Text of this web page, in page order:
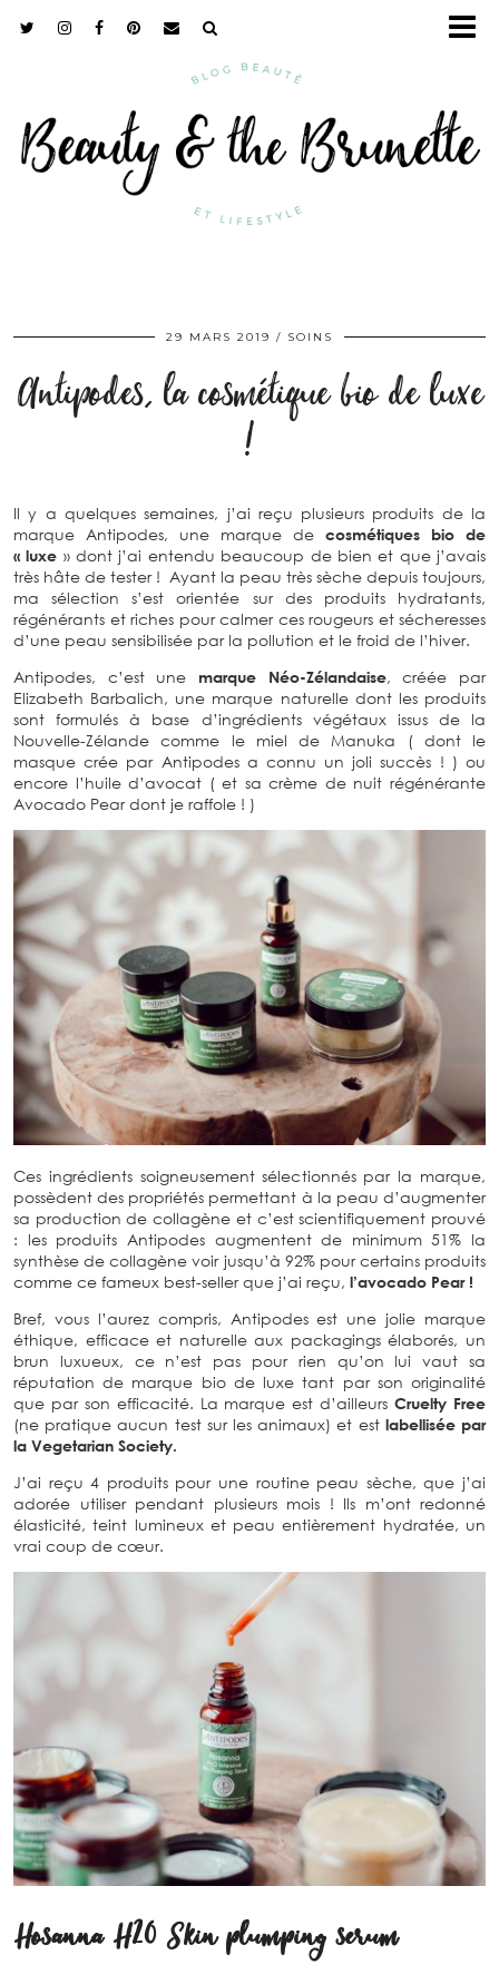
29 MARS 2019 SOINS
Antipodes, la cosmétique bio de luxe
!
Il y a quelques semaines, j’ai reçu plusieurs produits de la
marque Antipodes, une marque de cosmétiques bio de
« luxe » dont j’ai entendu beaucoup de bien et que j’avais
très hâte de tester ! Ayant la peau très sèche depuis toujours,
ma sélection s’est orientée sur des produits hydratants,
régénérants et riches pour calmer ces rougeurs et sécheresses
d’une peau sensibilisée par la pollution et le froid de l’hiver.
Antipodes, c’est une marque Néo-Zélandaise, créée par
Elizabeth Barbalich, une marque naturelle dont les produits
sont formulés à base d’ingrédients végétaux issus de la
Nouvelle-Zélande comme le miel de Manuka ( dont le
masque crée par Antipodes a connu un joli succès ! ) ou
encore l’huile d’avocat ( et sa crème de nuit régénérante
Avocado Pear dont je raffole ! )
Ces ingrédients soigneusement sélectionnés par la marque,
possèdent des propriétés permettant à la peau d’augmenter
sa production de collagène et c’est scientifiquement prouvé
: les produits Antipodes augmentent de minimum 51% la
synthèse de collagène voir jusqu’à 92% pour certains produits
comme ce fameux best-seller que j’ai reçu, l’avocado Pear !
Bref, vous l’aurez compris, Antipodes est une jolie marque
éthique, efficace et naturelle aux packagings élaborés, un
brun luxueux, ce n’est pas pour rien qu’on lui vaut sa
réputation de marque bio de luxe tant par son originalité
que par son efficacité. La marque est d’ailleursCruelty Free
(ne pratique aucun test sur les animaux) et estlabellisée par
la Vegetarian Society.
J’ai reçu 4 produits pour une routine peau sèche, que j’ai
adorée utiliser pendant plusieurs mois ! Ils m’ont redonné
élasticité, teint lumineux et peau entièrement hydratée, un
vrai coup de cœur.
Hosanna H20 Skin plumping serum